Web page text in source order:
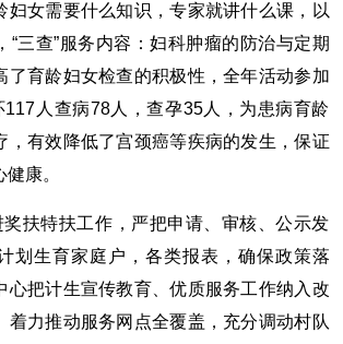
妇女需要什么知识，专家就讲什么课，以
“三查”服务内容：妇科肿瘤的防治与定期
了育龄妇女检查的积极性，全年活动参加
117人查病78人，查孕35人，为患病育龄
，有效降低了宫颈癌等疾病的发生，保证
康。
奖扶特扶工作，严把申请、审核、公示发
划生育家庭户，各类报表，确保政策落
心把计生宣传教育、优质服务工作纳入改
着力推动服务网点全覆盖，充分调动村队